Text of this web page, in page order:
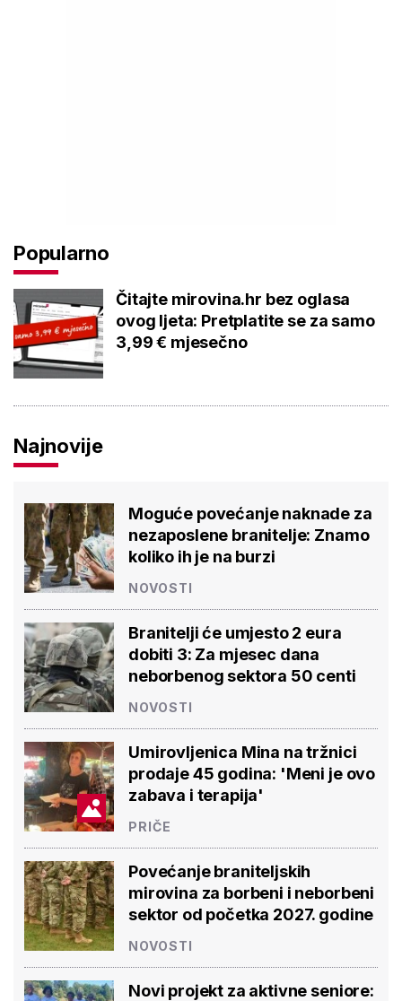
Popularno
Čitajte mirovina.hr bez oglasa
ovog ljeta: Pretplatite se za samo
3,99 € mjesečno
Najnovije
Moguće povećanje naknade za
nezaposlene branitelje: Znamo
koliko ih je na burzi
NOVOSTI
Branitelji će umjesto 2 eura
dobiti 3: Za mjesec dana
neborbenog sektora 50 centi
NOVOSTI
Umirovljenica Mina na tržnici
prodaje 45 godina: 'Meni je ovo
zabava i terapija'
PRIČE
Povećanje braniteljskih
mirovina za borbeni i neborbeni
sektor od početka 2027. godine
NOVOSTI
Novi projekt za aktivne seniore: